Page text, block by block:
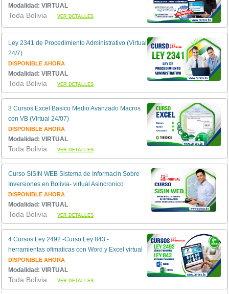
Modalidad: VIRTUAL
Toda BoliviaVER DETALLES
Ley 2341 de Procedimiento Administrativo (Virtual
24/7)
DISPONIBLE AHORA
Modalidad: VIRTUAL
Toda BoliviaVER DETALLES
3 Cursos Excel Basico Medio Avanzado Macros
con VB (Virtual 24/07)
DISPONIBLE AHORA
Modalidad: VIRTUAL
Toda BoliviaVER DETALLES
Curso SISIN WEB Sistema de Informacin Sobre
Inversiones en Bolivia- virtual Asincronico
DISPONIBLE AHORA
Modalidad: VIRTUAL
Toda BoliviaVER DETALLES
4 Cursos Ley 2492 -Curso Ley 843 -
herramientas ofimaticas con Word y Excel virtual
DISPONIBLE AHORA
Modalidad: VIRTUAL
Toda BoliviaVER DETALLES